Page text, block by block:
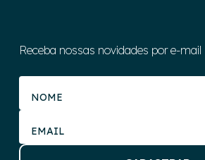
Receba nossas novidades por e-mail